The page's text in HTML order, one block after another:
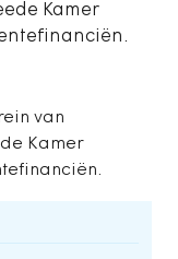
Kamer
van
Kamer